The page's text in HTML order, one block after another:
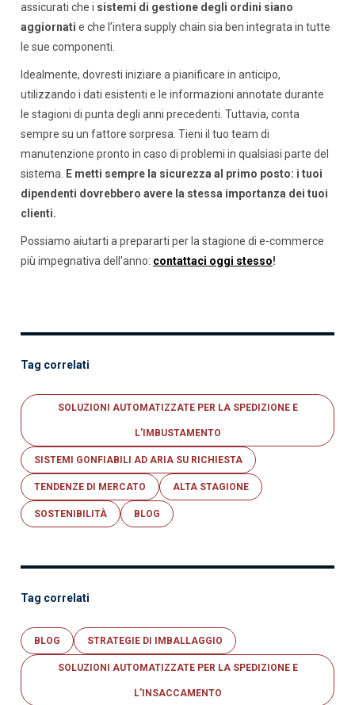
assicurati che i sistemi di gestione degli ordini siano
aggiornati e che l’intera supply chain sia ben integrata in tutte
le sue componenti.
Idealmente, dovresti iniziare a pianificare in anticipo,
utilizzando i dati esistenti e le informazioni annotate durante
le stagioni di punta degli anni precedenti. Tuttavia, conta
sempre su un fattore sorpresa. Tieni il tuo team di
manutenzione pronto in caso di problemi in qualsiasi parte del
sistema. E metti sempre la sicurezza al primo posto: i tuoi
dipendenti dovrebbero avere la stessa importanza dei tuoi
clienti.
Possiamo aiutarti a prepararti per la stagione di e-commerce
più impegnativa dell'anno: contattaci oggi stesso!
Tag correlati
SOLUZIONI AUTOMATIZZATE PER LA SPEDIZIONE E
L'IMBUSTAMENTO
SISTEMI GONFIABILI AD ARIA SU RICHIESTA
TENDENZE DI MERCATO ALTA STAGIONE
SOSTENIBILITÀ BLOG
Tag correlati
BLOG STRATEGIE DI IMBALLAGGIO
SOLUZIONI AUTOMATIZZATE PER LA SPEDIZIONE E
L'INSACCAMENTO